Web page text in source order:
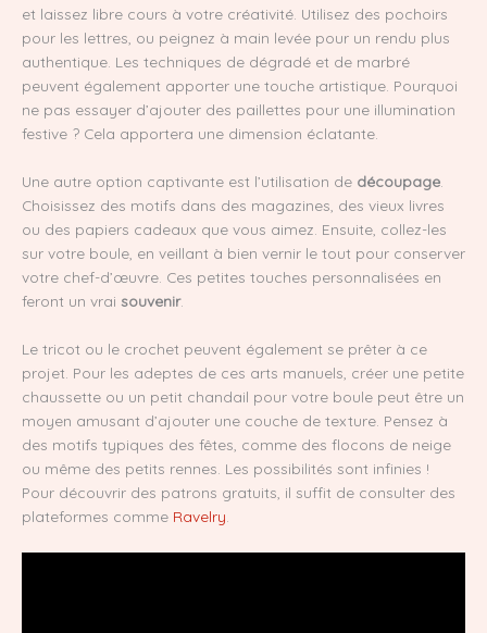
et laissez libre cours à votre créativité. Utilisez des pochoirs
pour les lettres, ou peignez à main levée pour un rendu plus
authentique. Les techniques de dégradé et de marbré
peuvent également apporter une touche artistique. Pourquoi
ne pas essayer d’ajouter des paillettes pour une illumination
festive ? Cela apportera une dimension éclatante.
Une autre option captivante est l’utilisation de découpage
Choisissez des motifs dans des magazines, des vieux livres
ou des papiers cadeaux que vous aimez. Ensuite, collez-les
sur votre boule, en veillant à bien vernir le tout pour conserver
votre chef-d’œuvre. Ces petites touches personnalisées en
feront un vrai souvenir.
Le tricot ou le crochet peuvent également se prêter à ce
projet. Pour les adeptes de ces arts manuels, créer une petite
chaussette ou un petit chandail pour votre boule peut être un
moyen amusant d’ajouter une couche de texture. Pensez à
des motifs typiques des fêtes, comme des flocons de neige
ou même des petits rennes. Les possibilités sont infinies !
Pour découvrir des patrons gratuits, il suffit de consulter des
plateformes comme Ravelry